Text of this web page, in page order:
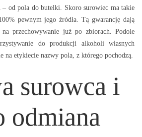
od pola do butelki. Skoro surowiec ma takie
pewnym jego źródła. Tą gwarancję dają
przechowywanie już po zbiorach. Podole
do produkcji alkoholi własnych
na etykiecie nazwy pola, z którego pochodzą.
surowca i
odmiana